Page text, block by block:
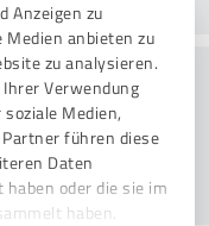
Anzeigen zu
anbieten zu
zu analysieren.
Verwendung
Medien,
führen diese
Daten
oder die sie im
haben.